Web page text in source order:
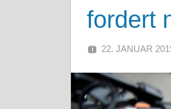
fordert
22. JANUAR